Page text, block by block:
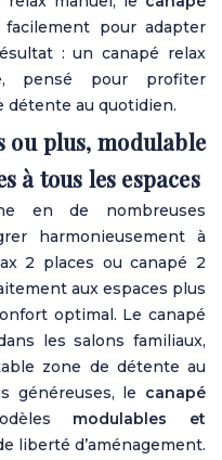
facilement pour adapter
: un canapé relax
pensé pour profiter
détente au quotidien.
ou plus, modulable
à tous les espaces
en de nombreuses
harmonieusement à
2 places ou canapé 2
aux espaces plus
optimal. Le canapé
les salons familiaux,
zone de détente au
généreuses, le canapé
modulables et
liberté d’aménagement.